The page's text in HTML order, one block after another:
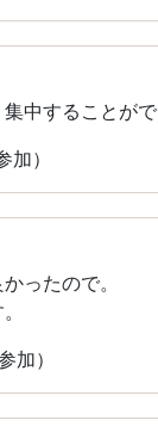
中することがで
）
ったので。
加）